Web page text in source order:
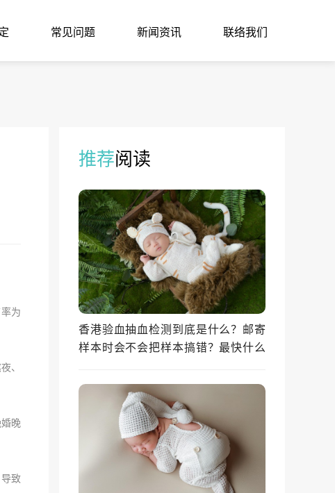
常见问题 新闻资讯 联络我们
为
、
晚
致
推荐阅读
香港验血抽血检测到底是什么？邮寄
样本时会不会把样本搞错？最快什么